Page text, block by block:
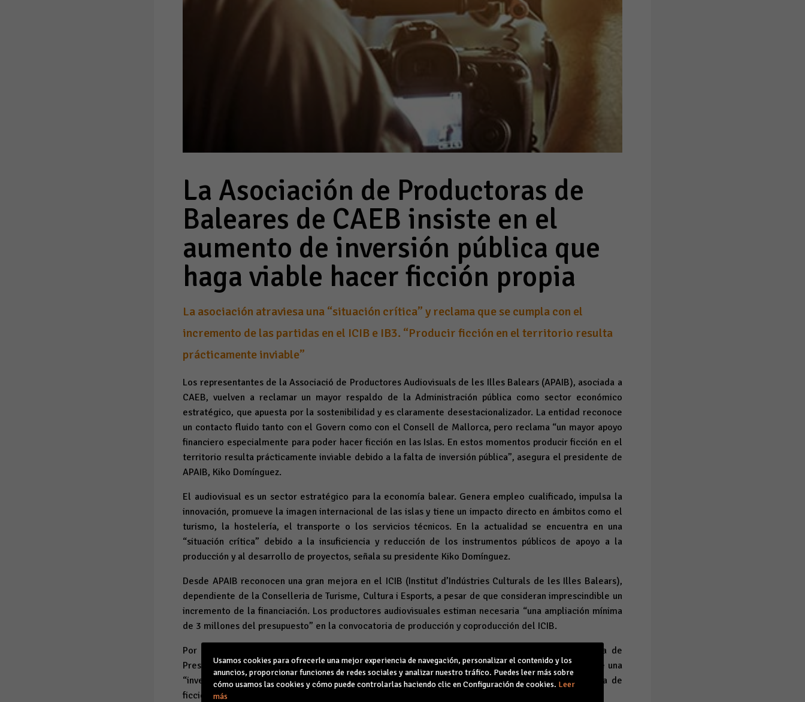
La Asociación de Productoras de
Baleares de CAEB insiste en el
aumento de inversión pública que
haga viable hacer ficción propia
La asociación atraviesa una “situación crítica” y reclama que se cumpla con el
incremento de las partidas en el ICIB e IB3. “Producir ficción en el territorio resulta
prácticamente inviable”
Los representantes de la Associació de Productores Audiovisuals de les Illes Balears (APAIB), asociada a
CAEB, vuelven a reclamar un mayor respaldo de la Administración pública como sector económico
estratégico, que apuesta por la sostenibilidad y es claramente desestacionalizador. La entidad reconoce
un contacto fluido tanto con el Govern como con el Consell de Mallorca, pero reclama “un mayor apoyo
financiero especialmente para poder hacer ficción en las Islas. En estos momentos producir ficción en el
territorio resulta prácticamente inviable debido a la falta de inversión pública”, asegura el presidente de
APAIB, Kiko Domínguez.
El audiovisual es un sector estratégico para la economía balear. Genera empleo cualificado, impulsa la
innovación, promueve la imagen internacional de las islas y tiene un impacto directo en ámbitos como el
turismo, la hostelería, el transporte o los servicios técnicos. En la actualidad se encuentra en una
“situación crítica” debido a la insuficiencia y reducción de los instrumentos públicos de apoyo a la
producción y al desarrollo de proyectos, señala su presidente Kiko Domínguez.
Desde APAIB reconocen una gran mejora en el ICIB (Institut d’Indústries Culturals de les Illes Balears),
dependiente de la Conselleria de Turisme, Cultura i Esports, a pesar de que consideran imprescindible un
incremento de la financiación. Los productores audiovisuales estiman necesaria “una ampliación mínima
de 3 millones del presupuesto” en la convocatoria de producción y coproducción del ICIB.
Por otro lado, APAIB insiste en la falta de presupuesto de IB3, que depende de la Conselleria de
Presidència. En este caso, consideran que la televisión púbica autonómica necesita de forma urgente una
“inversión mínima adicional de 2 millones de euros” como base para poder reactivar la industria de
ficción.
Usamos cookies para ofrecerle una mejor experiencia de navegación, personalizar el contenido y los
anuncios, proporcionar funciones de redes sociales y analizar nuestro tráfico. Puedes leer más sobre
cómo usamos las cookies y cómo puede controlarlas haciendo clic en Configuración de cookies. Leer
más